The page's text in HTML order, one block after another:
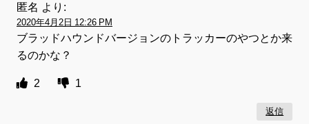
匿名 より:
2020年4月2日 12:26 PM
ブラッドハウンドバージョンのトラッカーのやつとか来
るのかな？
2 1
返信